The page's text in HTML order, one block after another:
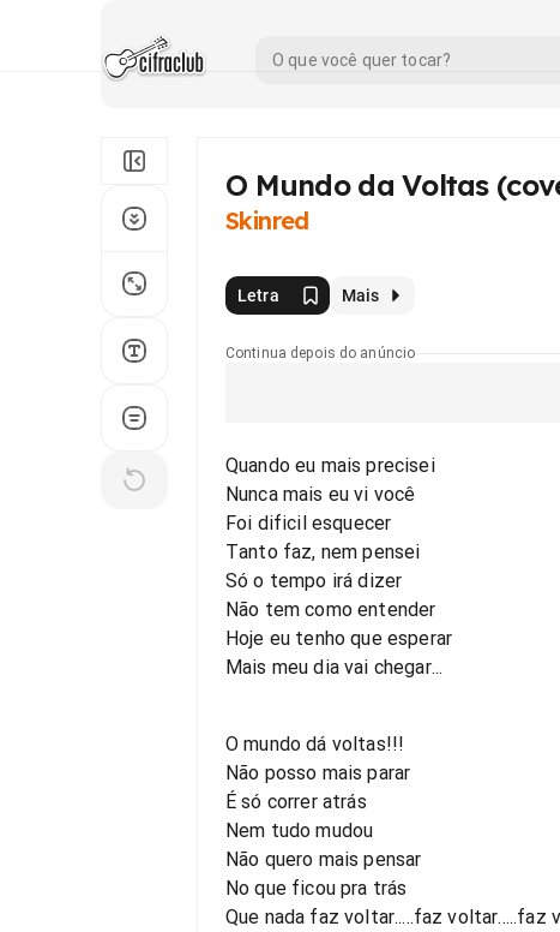
O Mundo da Voltas
Skinred
Letra Mais
Continua depois do anúncio
Quando eu mais precisei
Nunca mais eu vi você
Foi dificil esquecer
Tanto faz, nem pensei
Só o tempo irá dizer
Não tem como entender
Hoje eu tenho que esperar
Mais meu dia vai chegar...
O mundo dá voltas!!!
Não posso mais parar
É só correr atrás
Nem tudo mudou
Não quero mais pensar
No que ficou pra trás
Que nada faz voltar.....faz voltar.....faz